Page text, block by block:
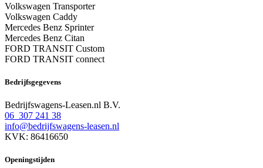
Volkswagen Transporter
Volkswagen Caddy
Mercedes Benz Sprinter
Mercedes Benz Citan
FORD TRANSIT Custom
FORD TRANSIT connect
Bedrijfsgegevens
Bedrijfswagens-Leasen.nl B.V.
06 307 241 38
info@bedrijfswagens-leasen.nl
KVK: 86416650
Openingstijden